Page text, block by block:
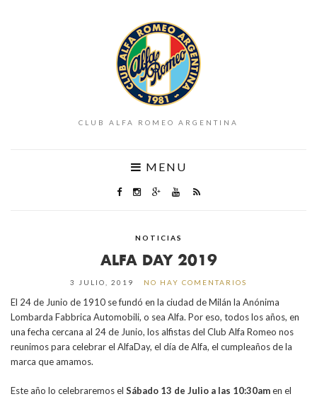
CLUB ALFA ROMEO ARGENTINA
MENU
NOTICIAS
ALFA DAY 2019
3 JULIO, 2019 NO HAY COMENTARIOS
El 24 de Junio de 1910 se fundó en la ciudad de Milán la Anónima
Lombarda Fabbrica Automobili, o sea Alfa. Por eso, todos los años, en
una fecha cercana al 24 de Junio, los alfistas del Club Alfa Romeo nos
reunimos para celebrar el AlfaDay, el día de Alfa, el cumpleaños de la
marca que amamos.
Este año lo celebraremos el Sábado 13 de Julio a las 10:30amen el